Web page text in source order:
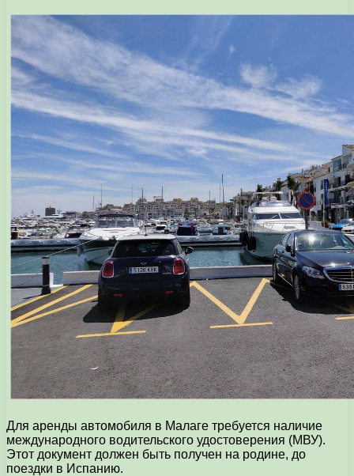
Для аренды автомобиля в Малаге требуется наличие
международного водительского удостоверения (МВУ).
Этот документ должен быть получен на родине, до
поездки в Испанию.